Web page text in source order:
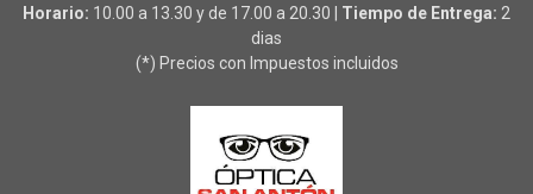
Horario: 10.00 a 13.30 y de 17.00 a 20.30 | Tiempo de Entrega: 2
dias
(*) Precios con Impuestos incluidos